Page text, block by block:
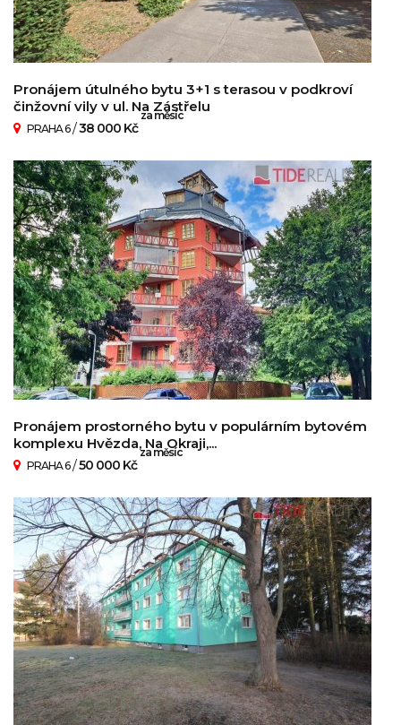
Pronájem útulného bytu 3+1 s terasou v podkroví
činžovní vily v ul. Na Zástřelu
PRAHA 6/38 000 Kč
za měsíc
Pronájem prostorného bytu v populárním bytovém
komplexu Hvězda, Na Okraji,...
PRAHA 6/50 000 Kč
za měsíc